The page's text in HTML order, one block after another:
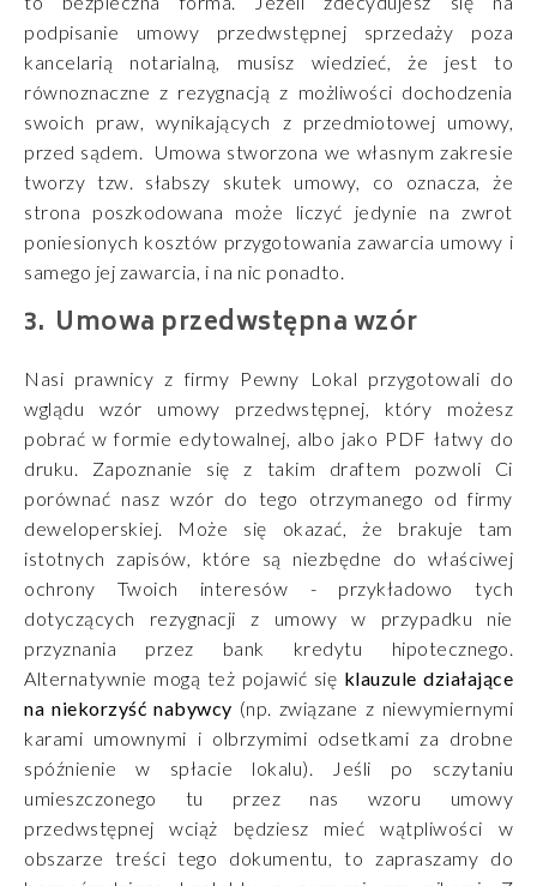
podpisanie umowy przedwstępnej sprzedaży poza
kancelarią notarialną, musisz wiedzieć, że jest to
równoznaczne z rezygnacją z możliwości dochodzenia
swoich praw, wynikających z przedmiotowej umowy,
przed sądem. Umowa stworzona we własnym zakresie
tworzy tzw. słabszy skutek umowy, co oznacza, że
strona poszkodowana może liczyć jedynie na zwrot
poniesionych kosztów przygotowania zawarcia umowy i
samego jej zawarcia, i na nic ponadto.
Umowa przedwstępna wzór
Nasi prawnicy z firmy Pewny Lokal przygotowali do
wglądu wzór umowy przedwstępnej, który możesz
pobrać w formie edytowalnej, albo jako PDF łatwy do
druku. Zapoznanie się z takim draftem pozwoli Ci
porównać nasz wzór do tego otrzymanego od firmy
deweloperskiej. Może się okazać, że brakuje tam
istotnych zapisów, które są niezbędne do właściwej
ochrony Twoich interesów - przykładowo tych
dotyczących rezygnacji z umowy w przypadku nie
przyznania przez bank kredytu hipotecznego.
Alternatywnie mogą też pojawić się klauzule działające
na niekorzyść nabywcy (np. związane z niewymiernymi
karami umownymi i olbrzymimi odsetkami za drobne
spóźnienie w spłacie lokalu). Jeśli po sczytaniu
umieszczonego tu przez nas wzoru umowy
przedwstępnej wciąż będziesz mieć wątpliwości w
obszarze treści tego dokumentu, to zapraszamy do